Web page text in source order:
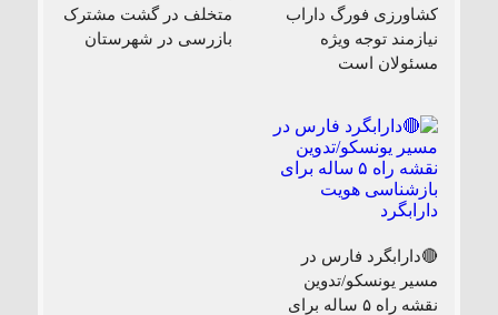
کشاورزی فورگ داراب
نیازمند توجه ویژه
مسئولان است
متخلف در گشت مشترک
بازرسی در شهرستان
🔴دارابگرد فارس در
مسیر یونسکو/تدوین
نقشه راه ۵ ساله برای